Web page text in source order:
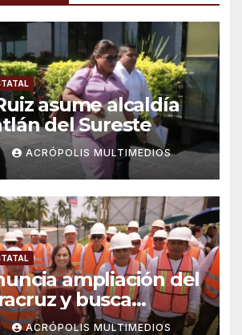
asume alcaldía
del Sureste
ACRÓPOLIS MULTIMEDIOS
ampliación del
y busca
ingenio en crisis
ACRÓPOLIS MULTIMEDIOS